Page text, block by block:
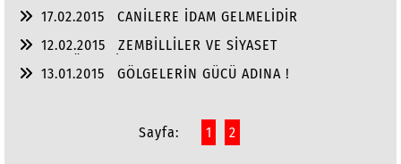
17.02.2015
CANİLERE İDAM GELMELİDİR
12.02.2015
ZEMBİLLİLER VE SİYASET
13.01.2015 GÖLGELERİN GÜCÜ ADINA !
Sayfa: 1 2